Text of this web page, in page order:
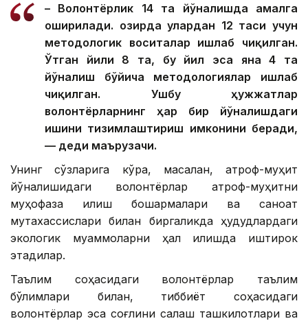
– Волонтёрлик 14 та йўналишда амалга
оширилади. Ҳозирда улардан 12 таси учун
методологик воситалар ишлаб чиқилган.
Ўтган йили 8 та, бу йил эса яна 4 та
йўналиш бўйича методологиялар ишлаб
чиқилган. Ушбу ҳужжатлар
волонтёрларнинг ҳар бир йўналишдаги
ишини тизимлаштириш имконини беради,
— деди маърузачи.
Унинг сўзларига кўра, масалан, атроф-муҳит
йўналишидаги волонтёрлар атроф-муҳитни
муҳофаза қилиш бошқармалари ва саноат
мутахассислари билан биргаликда ҳудудлардаги
экологик муаммоларни ҳал қилишда иштирок
этадилар.
Таълим соҳасидаги волонтёрлар таълим
бўлимлари билан, тиббиёт соҳасидаги
волонтёрлар эса соғлиқни сақлаш ташкилотлари ва